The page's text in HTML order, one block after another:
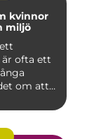
kvinnor
miljö
ofta ett
om att